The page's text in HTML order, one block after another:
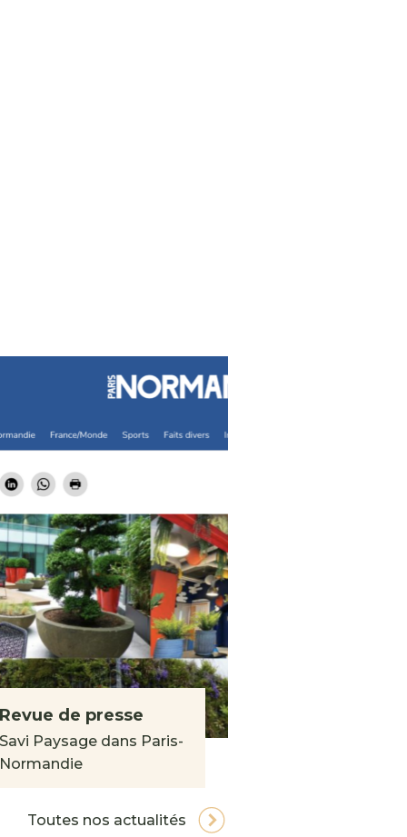
Revue de presse
Savi Paysage dans Paris-
Normandie
Toutes nos actualités